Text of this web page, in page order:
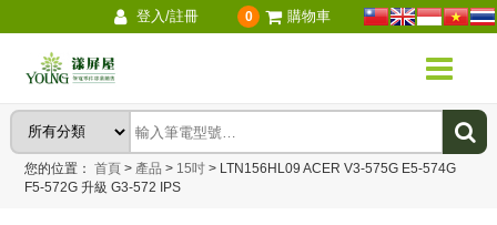
登入/註冊 0 購物車
您的位置：首頁 > 產品 > 15吋 > LTN156HL09 ACER V3-575G E5-574G
F5-572G 升級 G3-572 IPS